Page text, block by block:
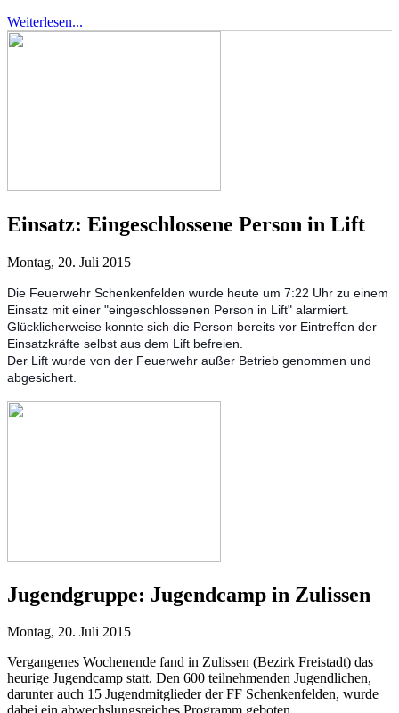
Weiterlesen...
Einsatz: Eingeschlossene Person in Lift
Montag, 20. Juli 2015
Die Feuerwehr Schenkenfelden wurde heute um 7:22 Uhr zu einem
Einsatz mit einer "eingeschlossenen Person in Lift" alarmiert.
Glücklicherweise konnte sich die Person bereits vor Eintreffen der
Einsatzkräfte selbst aus dem Lift befreien.
Der Lift wurde von der Feuerwehr außer Betrieb genommen und
abgesichert.
Jugendgruppe: Jugendcamp in Zulissen
Montag, 20. Juli 2015
Vergangenes Wochenende fand in Zulissen (Bezirk Freistadt) das
heurige Jugendcamp statt. Den 600 teilnehmenden Jugendlichen,
darunter auch 15 Jugendmitglieder der FF Schenkenfelden, wurde